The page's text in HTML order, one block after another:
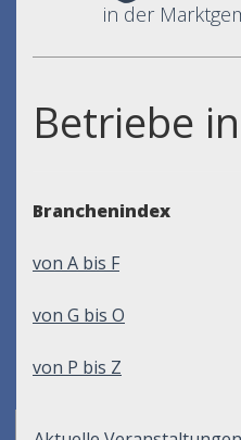
in der
Betriebe
Branchenindex
von A bis F
von G bis O
von P bis Z